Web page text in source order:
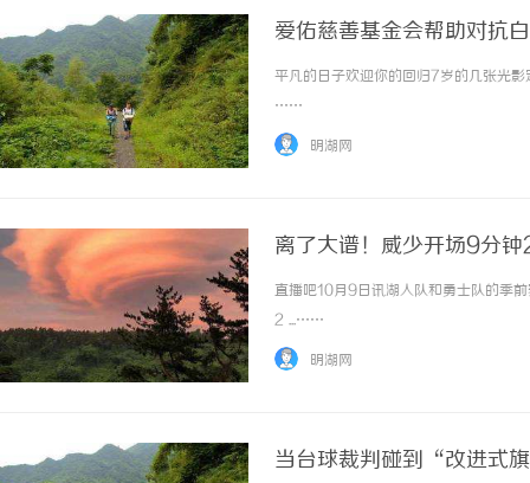
爱佑慈善基金会帮助对抗
平凡的日子欢迎你的回归7岁的几张光
……
明湖网
离了大谱！威少开场9分
直播吧10月9日讯湖人队和勇士队的季
2 ...……
明湖网
当台球裁判碰到“改进式